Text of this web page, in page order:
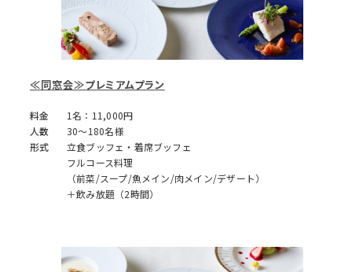
≪同窓会≫プレミアムプラン
料金
1名：11,000円
人数
30～180名様
形式
立食ブッフェ・着席ブッフェ
フルコース料理
（前菜/スープ/魚メイン/肉メイン/デザート）
＋飲み放題（2時間）